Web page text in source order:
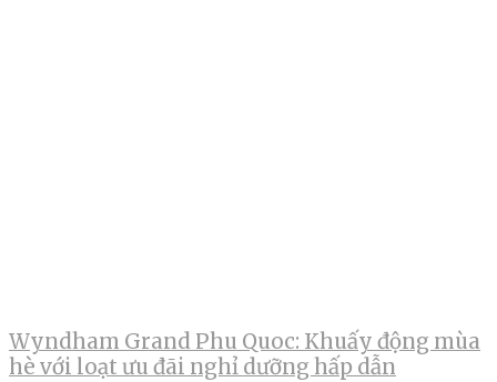
Wyndham Grand Phu Quoc: Khuấy động mùa
hè với loạt ưu đãi nghỉ dưỡng hấp dẫn